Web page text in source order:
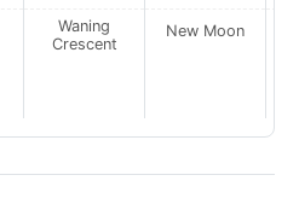
Waning
Crescent
New Moon